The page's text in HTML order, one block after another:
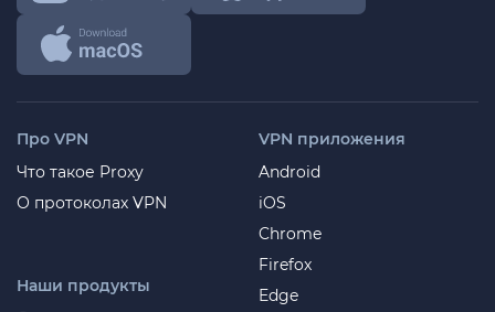
Про VPN
Что такое Proxy
О протоколах VPN
Наши продукты
VPN приложения
Android
iOS
Chrome
Firefox
Edge